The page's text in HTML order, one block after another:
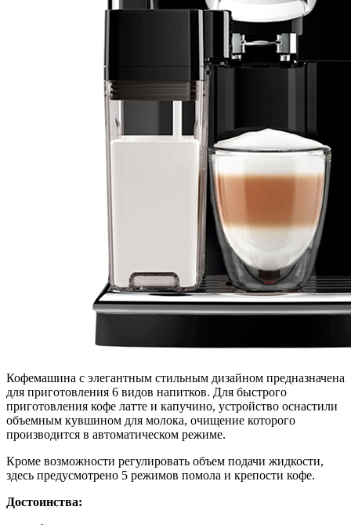
Кофемашина с элегантным стильным дизайном предназначена
для приготовления 6 видов напитков. Для быстрого
приготовления кофе латте и капучино, устройство оснастили
объемным кувшином для молока, очищение которого
производится в автоматическом режиме.
Кроме возможности регулировать объем подачи жидкости,
здесь предусмотрено 5 режимов помола и крепости кофе.
Достоинства: